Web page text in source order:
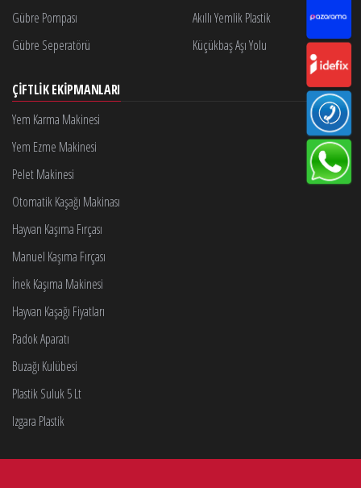
Gübre Pompası
Gübre Seperatörü
Akıllı Yemlik Plastik
Küçükbaş Aşı Yolu
ÇIFTLIK EKIPMANLARI
Yem Karma Makinesi
Yem Ezme Makinesi
Pelet Makinesi
Otomatik Kaşağı Makinası
Hayvan Kaşıma Fırçası
Manuel Kaşıma Fırçası
İnek Kaşıma Makinesi
Hayvan Kaşağı Fiyatları
Padok Aparatı
Buzağı Kulübesi
Plastik Suluk 5 Lt
Izgara Plastik